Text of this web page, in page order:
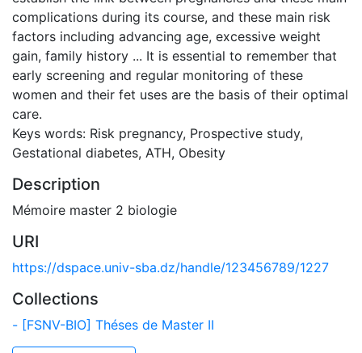
complications during its course, and these main risk
factors including advancing age, excessive weight
gain, family history ... It is essential to remember that
early screening and regular monitoring of these
women and their fet uses are the basis of their optimal
care.
Keys words: Risk pregnancy, Prospective study,
Gestational diabetes, ATH, Obesity
Description
Mémoire master 2 biologie
URI
https://dspace.univ-sba.dz/handle/123456789/1227
Collections
- [FSNV-BIO] Théses de Master II